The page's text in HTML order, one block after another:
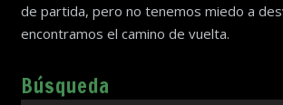
de partida, pero no tenemos miedo a
encontramos el camino de vuelta.
Búsqueda